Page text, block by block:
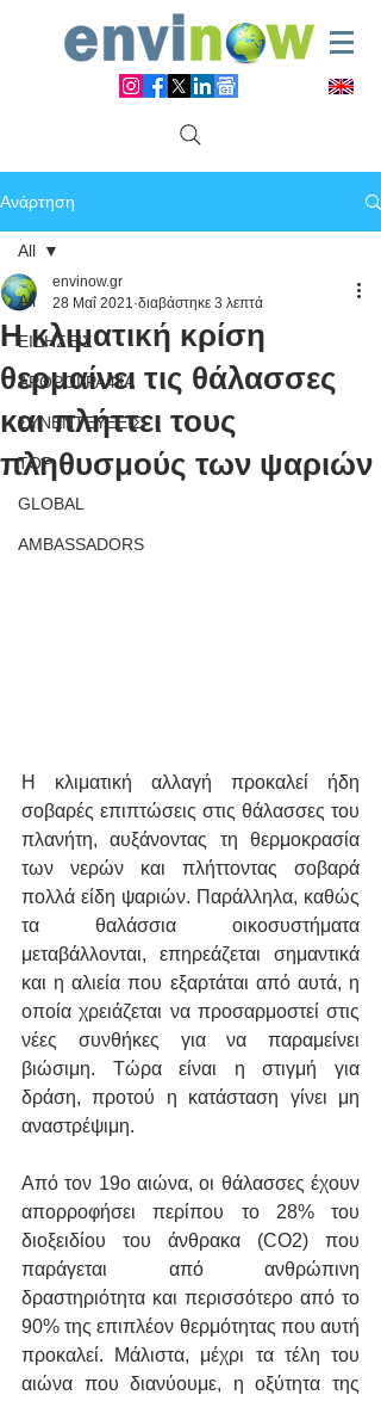
Ανάρτηση
All
ΕΙΔΗΣΕΙΣ
ΑΡΘΡΟΓΡΑΦΙΑ
ΣΥΝΕΝΤΕΥΞΕΙΣ
TOP
GLOBAL
AMBASSADORS
All
Η κλιματική κρίση
θερμαίνει τις θάλασσες
και πλήττει τους
πληθυσμούς των ψαριών
envinow.gr
28 Μαΐ 2021 διαβάστηκε 3 λεπτά
Η κλιματική αλλαγή προκαλεί ήδη
σοβαρές επιπτώσεις στις θάλασσες του
πλανήτη, αυξάνοντας τη θερμοκρασία
των νερών και πλήττοντας σοβαρά
πολλά είδη ψαριών. Παράλληλα, καθώς
τα θαλάσσια οικοσυστήματα
μεταβάλλονται, επηρεάζεται σημαντικά
και η αλιεία που εξαρτάται από αυτά, η
οποία χρειάζεται να προσαρμοστεί στις
νέες συνθήκες για να παραμείνει
βιώσιμη. Τώρα είναι η στιγμή για
δράση, προτού η κατάσταση γίνει μη
αναστρέψιμη.
Από τον 19ο αιώνα, οι θάλασσες έχουν
απορροφήσει περίπου το 28% του
διοξειδίου του άνθρακα (CO2) που
παράγεται από ανθρώπινη
δραστηριότητα και περισσότερο από το
90% της επιπλέον θερμότητας που αυτή
προκαλεί. Μάλιστα, μέχρι τα τέλη του
αιώνα που διανύουμε, η οξύτητα της